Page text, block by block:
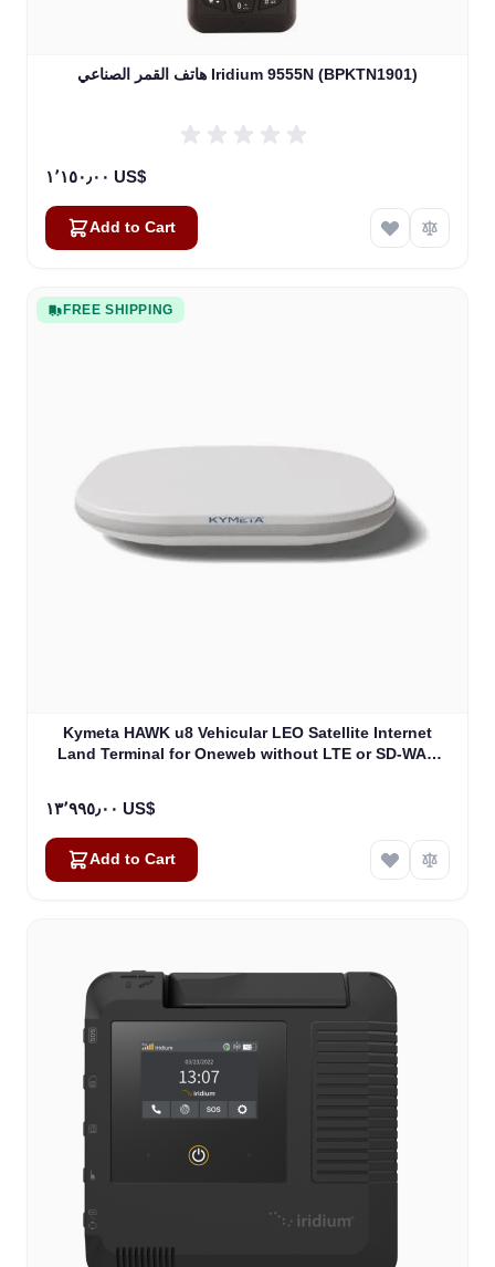
هاتف القمر الصناعي Iridium 9555N (BPKTN1901)
١٬١٥٠٫٠٠ US$
Add to Cart
FREE SHIPPING
Kymeta HAWK u8 Vehicular LEO Satellite Internet
Land Terminal for Oneweb without LTE or SD-WAN
١٣٬٩٩٥٫٠٠ US$
Add to Cart